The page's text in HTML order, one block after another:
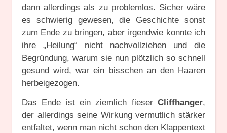
dann allerdings als zu problemlos. Sicher wäre
es schwierig gewesen, die Geschichte sonst
zum Ende zu bringen, aber irgendwie konnte ich
ihre „Heilung“ nicht nachvollziehen und die
Begründung, warum sie nun plötzlich so schnell
gesund wird, war ein bisschen an den Haaren
herbeigezogen.
Das Ende ist ein ziemlich fieser Cliffhanger,
der allerdings seine Wirkung vermutlich stärker
entfaltet, wenn man nicht schon den Klappentext